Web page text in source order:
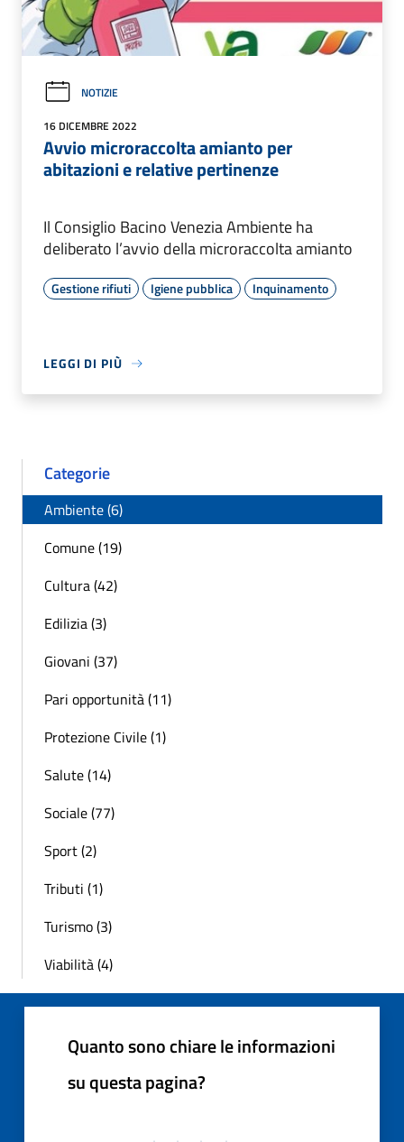
NOTIZIE
16 DICEMBRE 2022
Avvio microraccolta amianto per
abitazioni e relative pertinenze
Il Consiglio Bacino Venezia Ambiente ha
deliberato l’avvio della microraccolta amianto
Gestione rifiuti Igiene pubblica Inquinamento
LEGGI DI PIÙ
Categorie
Ambiente (6)
Comune (19)
Cultura (42)
Edilizia (3)
Giovani (37)
Pari opportunità (11)
Protezione Civile (1)
Salute (14)
Sociale (77)
Sport (2)
Tributi (1)
Turismo (3)
Viabilità (4)
Quanto sono chiare le informazioni
su questa pagina?